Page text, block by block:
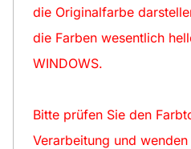
die Originalfarbe
die Farben wesentlich
WINDOWS.
Bitte prüfen Sie den
Verarbeitung und